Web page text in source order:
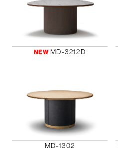
NEWMD-3212D
MD-1302